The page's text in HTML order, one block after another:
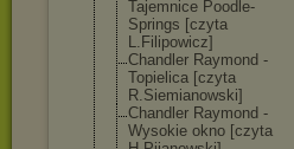
Tajemnice Poodle-
Springs [czyta
L.Filipowicz]
Chandler Raymond -
Topielica [czyta
R.Siemianowski]
Chandler Raymond -
Wysokie okno [czyta